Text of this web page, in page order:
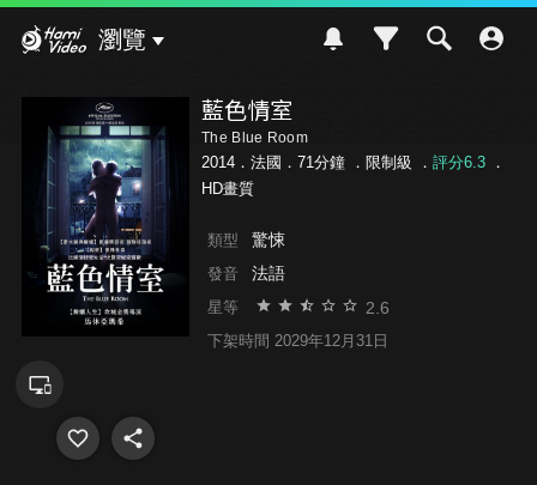
瀏覽
藍色情室
The Blue Room
2014．法國．71分鐘 ． 限制級 ． 評分6.3．
HD畫質
類型 驚悚
發音 法語
星等 2.6
下架時間 2029年12月31日